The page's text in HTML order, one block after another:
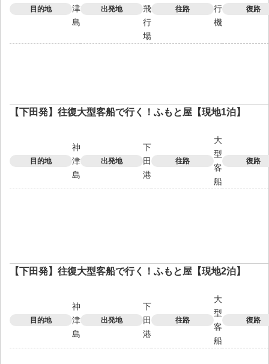
目的地
津
島
出発地
飛
行
場
往路
行
機
復路
【下田発】往復大型客船で行く！ふもと屋【現地1泊】
目的地
神
津
島
出発地
下
田
港
往路
大
型
客
船
復路
【下田発】往復大型客船で行く！ふもと屋【現地2泊】
目的地
神
津
島
出発地
下
田
港
往路
大
型
客
船
復路